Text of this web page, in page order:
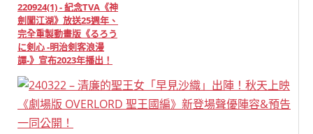
220924(1) - 紀念TVA《神
劍闖江湖》放送25週年、
完全重製動畫版《るろう
に剣心 -明治剣客浪漫
譚-》宣布2023年播出！